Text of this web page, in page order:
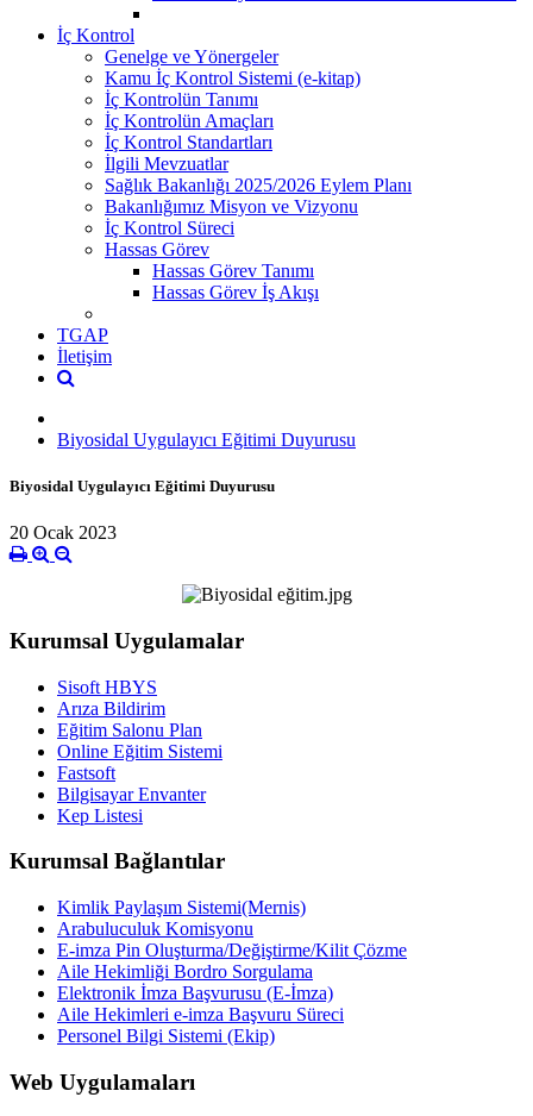
İç Kontrol
Genelge ve Yönergeler
Kamu İç Kontrol Sistemi (e-kitap)
İç Kontrolün Tanımı
İç Kontrolün Amaçları
İç Kontrol Standartları
İlgili Mevzuatlar
Sağlık Bakanlığı 2025/2026 Eylem Planı
Bakanlığımız Misyon ve Vizyonu
İç Kontrol Süreci
Hassas Görev
Hassas Görev Tanımı
Hassas Görev İş Akışı
TGAP
İletişim
Biyosidal Uygulayıcı Eğitimi Duyurusu
Biyosidal Uygulayıcı Eğitimi Duyurusu
20 Ocak 2023
Kurumsal Uygulamalar
Sisoft HBYS
Arıza Bildirim
Eğitim Salonu Plan
Online Eğitim Sistemi
Fastsoft
Bilgisayar Envanter
Kep Listesi
Kurumsal Bağlantılar
Kimlik Paylaşım Sistemi(Mernis)
Arabuluculuk Komisyonu
E-imza Pin Oluşturma/Değiştirme/Kilit Çözme
Aile Hekimliği Bordro Sorgulama
Elektronik İmza Başvurusu (E-İmza)
Aile Hekimleri e-imza Başvuru Süreci
Personel Bilgi Sistemi (Ekip)
Web Uygulamaları